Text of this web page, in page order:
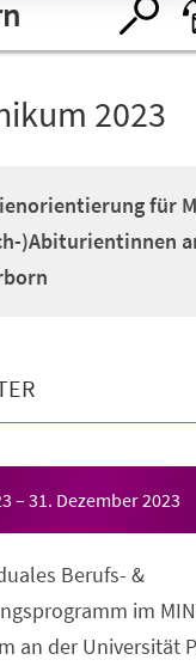
2023
für
)Abiturientinnen
– 31. Dezember 2023
Berufs- &
im
an der Universität